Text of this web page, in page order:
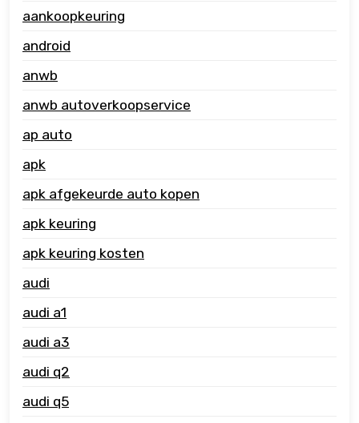
aankoopkeuring
android
anwb
anwb autoverkoopservice
ap auto
apk
apk afgekeurde auto kopen
apk keuring
apk keuring kosten
audi
audi a1
audi a3
audi q2
audi q5